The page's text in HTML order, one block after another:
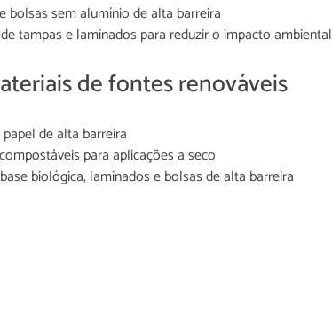
bolsas sem alumínio de alta barreira
tampas e laminados para reduzir o impacto ambiental
de fontes renováveis
de alta barreira
para aplicações a seco
biológica, laminados e bolsas de alta barreira